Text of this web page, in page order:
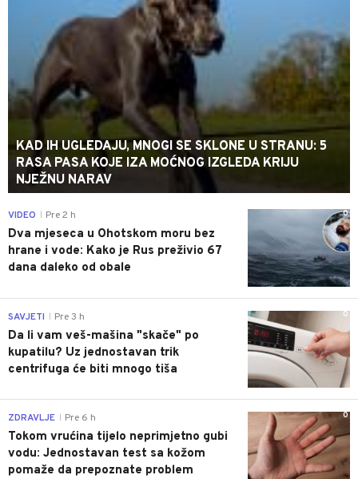
KAD IH UGLEDAJU, MNOGI SE SKLONE U STRANU: 5
RASA PASA KOJE IZA MOĆNOG IZGLEDA KRIJU
NJEŽNU NARAV
0
VIDEO Pre 2 h
Dva mjeseca u Ohotskom moru bez
hrane i vode: Kako je Rus preživio 67
dana daleko od obale
0
SAVJETI Pre 3 h
Da li vam veš-mašina "skače" po
kupatilu? Uz jednostavan trik
centrifuga će biti mnogo tiša
0
ZDRAVLJE Pre 6 h
Tokom vrućina tijelo neprimjetno gubi
vodu: Jednostavan test sa kožom
pomaže da prepoznate problem